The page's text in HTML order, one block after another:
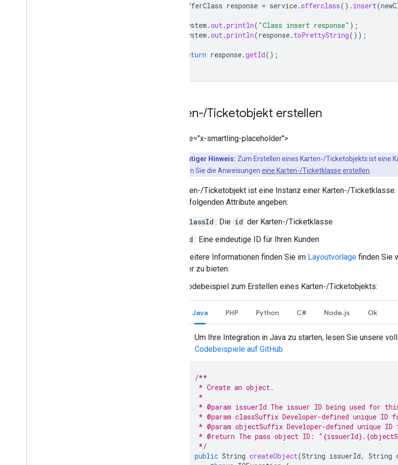
OfferClass response = service.offerclass(). insert(
System .out.println( "Class insert response" );
System .out.println(response. toPrettyString());
return response.getId();
Karten-/Ticketobjekt erstellen
<ph type="x-smartling-placeholder">
Wichtiger Hinweis: Zum Erstellen eines Karten-/Ticketobjekts ist eine
haben, befolgen Sie die Anweisungen eine Karten-/Ticketklasse erstellen
Ein Karten-/Ticketobjekt ist eine Instanz einer Karten-/
Sie die folgenden Attribute angeben:
classId : Die id der Karten-/Ticketklasse
id : Eine eindeutige ID für Ihren Kunden
Weitere Informationen finden Sie im Layoutvorlage finden Sie
der zu bieten.
Codebeispiel zum Erstellen eines Karten-/Ticketobjekts:
Java PHP Python C# Node.js Ok
Um Ihre Integration in Java zu starten, lesen Sie unsere
Codebeispiele auf GitHub
/**
* Create an object.
*
* @param issuerId The issuer ID being used for
* @param classSuffix Developer-defined unique
* @param objectSuffix Developer-defined unique
* @return The pass object ID:
*/
public String createObject(String issuerId, String